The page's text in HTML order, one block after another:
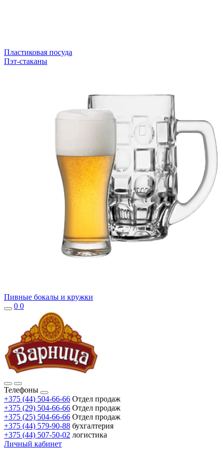
Пластиковая посуда
Пэт-стаканы
Пивные бокалы и кружки
0 0
Телефоны
+375 (44) 504-66-66 Отдел продаж
+375 (29) 504-66-66 Отдел продаж
+375 (25) 504-66-66 Отдел продаж
+375 (44) 579-90-88 бухгалтерия
+375 (44) 507-50-02 логистика
Личный кабинет